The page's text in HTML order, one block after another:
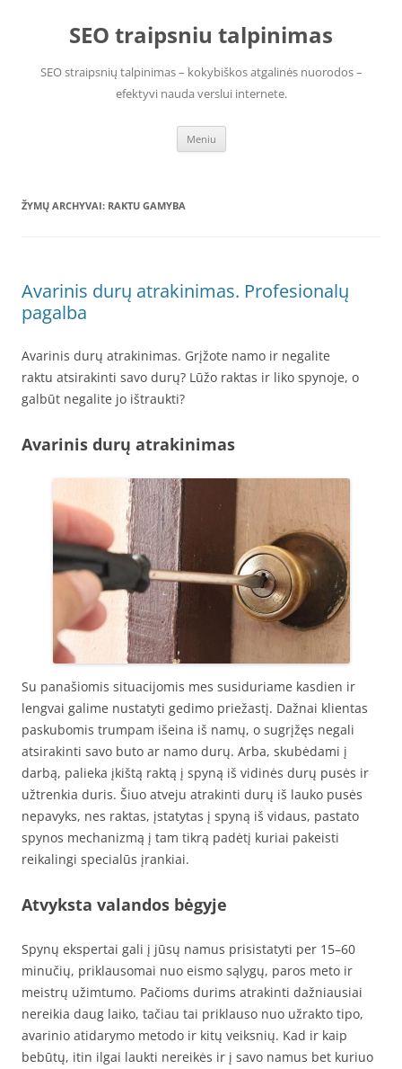
SEO traipsniu talpinimas
SEO straipsnių talpinimas – kokybiškos atgalinės nuorodos –
efektyvi nauda verslui internete.
Meniu
ŽYMŲ ARCHYVAI: RAKTU GAMYBA
Avarinis durų atrakinimas. Profesionalų
pagalba
Avarinis durų atrakinimas. Grįžote namo ir negalite
raktu atsirakinti savo durų? Lūžo raktas ir liko spynoje, o
galbūt negalite jo ištraukti?
Avarinis durų atrakinimas
Su panašiomis situacijomis mes susiduriame kasdien ir
lengvai galime nustatyti gedimo priežastį. Dažnai klientas
paskubomis trumpam išeina iš namų, o sugrįžęs negali
atsirakinti savo buto ar namo durų. Arba, skubėdami į
darbą, palieka įkištą raktą į spyną iš vidinės durų pusės ir
užtrenkia duris. Šiuo atveju atrakinti durų iš lauko pusės
nepavyks, nes raktas, įstatytas į spyną iš vidaus, pastato
spynos mechanizmą į tam tikrą padėtį kuriai pakeisti
reikalingi specialūs įrankiai.
Atvyksta valandos bėgyje
Spynų ekspertai gali į jūsų namus prisistatyti per 15–60
minučių, priklausomai nuo eismo sąlygų, paros meto ir
meistrų užimtumo. Pačioms durims atrakinti dažniausiai
nereikia daug laiko, tačiau tai priklauso nuo užrakto tipo,
avarinio atidarymo metodo ir kitų veiksnių. Kad ir kaip
bebūtų, itin ilgai laukti nereikės ir į savo namus bet kuriuo